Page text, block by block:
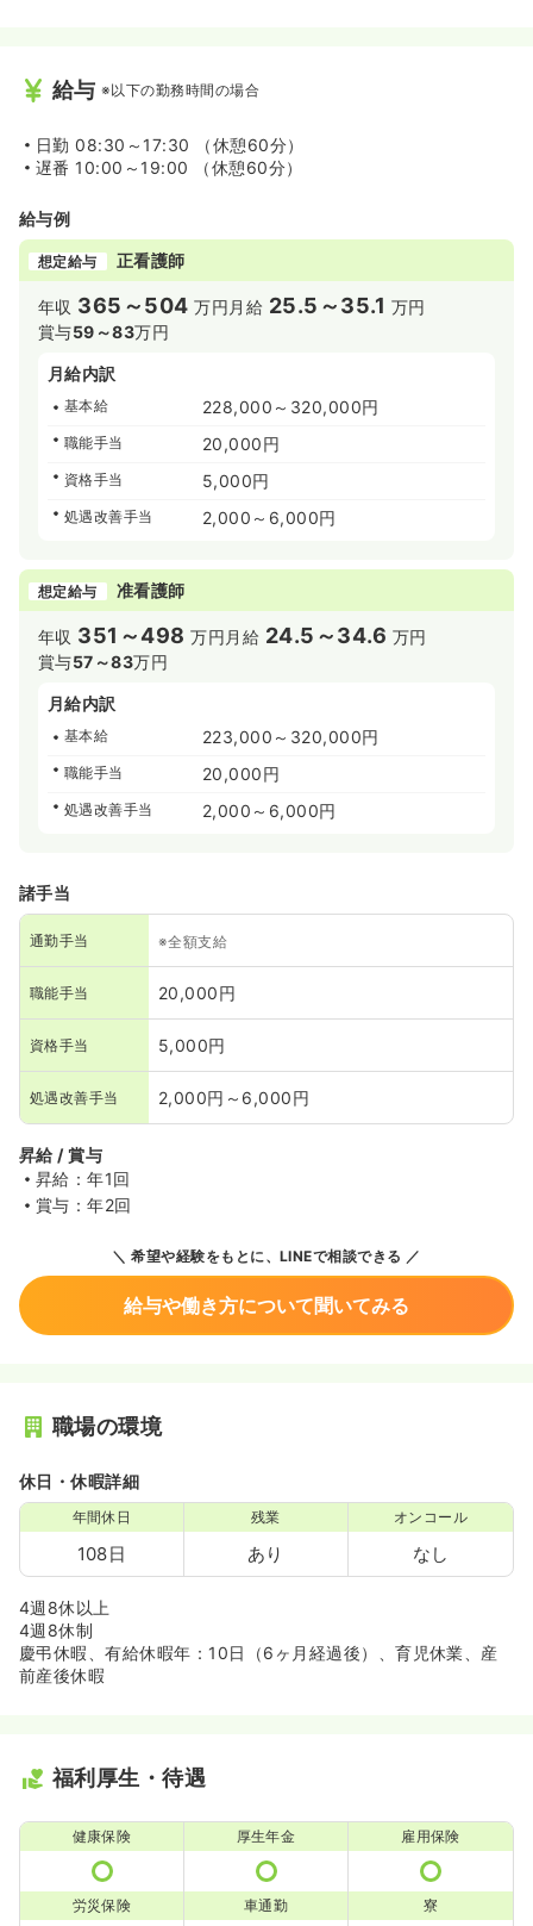
給与 ※以下の勤務時間の場合
日勤 08:30～17:30 （休憩60分）
遅番 10:00～19:00 （休憩60分）
給与例
想定給与 正看護師
年収 365～504 万円 月給 25.5～35.1 万円
賞与59～83万円
月給内訳
基本給 228,000～320,000円
職能手当 20,000円
資格手当 5,000円
処遇改善手当 2,000～6,000円
想定給与 准看護師
年収 351～498 万円 月給 24.5～34.6 万円
賞与57～83万円
月給内訳
基本給 223,000～320,000円
職能手当 20,000円
処遇改善手当 2,000～6,000円
諸手当
通勤手当 ※全額支給
職能手当 20,000円
資格手当 5,000円
処遇改善手当 2,000円～6,000円
昇給 / 賞与
昇給：年1回
賞与：年2回
希望や経験をもとに、LINEで相談できる
給与や働き方について聞いてみる
職場の環境
休日・休暇詳細
年間休日
108日
残業
あり
オンコール
なし
4週8休以上
4週8休制
慶弔休暇、有給休暇年：10日（6ヶ月経過後）、育児休業、産
前産後休暇
福利厚生・待遇
健康保険 厚生年金 雇用保険
労災保険 車通勤 寮